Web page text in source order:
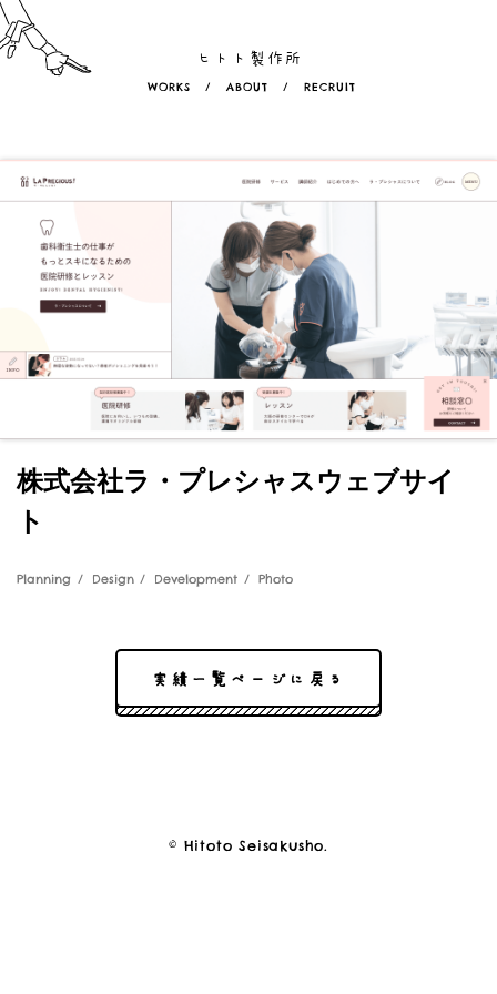
ヒトト製作所
WORKS / ABOUT / RECRUIT
株式会社ラ・プレシャスウェブサイ
ト
Planning Design Development Photo
実績一覧ページに戻る
© Hitoto Seisakusho.